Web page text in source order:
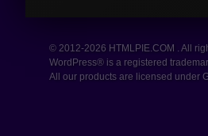
© 2012-2026 HTMLPIE.COM . All
WordPress® is a registered
All our products are licensed under